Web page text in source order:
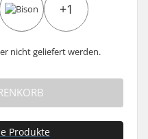
+1
nicht geliefert werden.
Produkte